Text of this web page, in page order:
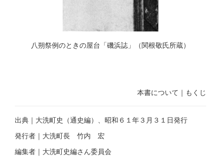
八朔祭例のときの屋台「磯浜誌」（関根敬氏所蔵）
本書について｜もくじ
出典｜大洗町史（通史編）、昭和６１年３月３１日発行
発行者｜大洗町長 竹内 宏
編集者｜大洗町史編さん委員会